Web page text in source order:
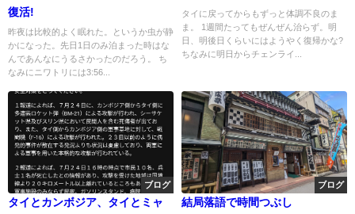
復活!
昨夜は比較的よく眠れた。というか虫が静
かになった。先日1日のみ泊まった時はな
んであんなにうるさかったのだろう。 ち
なみにニワトリには3:56...
タイに戻ってからもずっと体調不良のま
ま。 1週間たってもぜんぜん治らず。明
日、明後日くらいにはようやく復帰かな?
ちなみに明日からチェンライ...
ブログ
タイとカンボジア、タイとミャ
ブログ
結局落語で時間つぶし